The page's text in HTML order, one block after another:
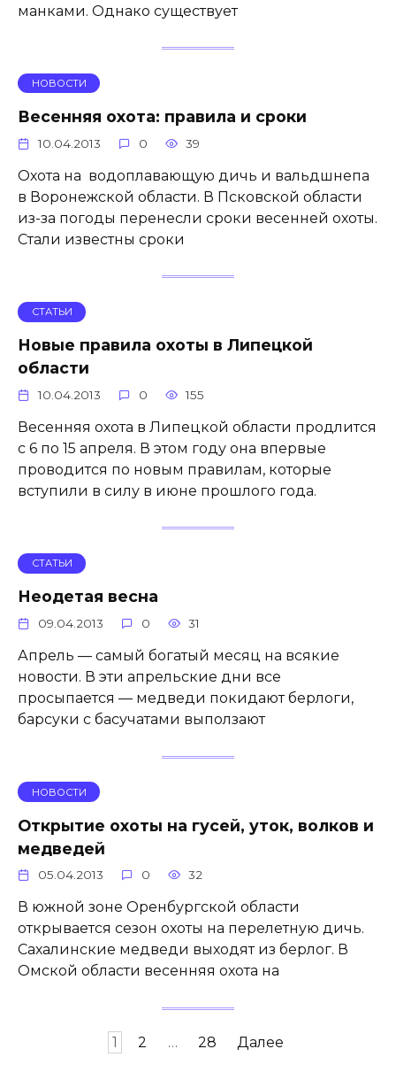
манками. Однако существует
НОВОСТИ
Весенняя охота: правила и сроки
10.04.2013 0 39
Охота на водоплавающую дичь и вальдшнепа
в Воронежской области. В Псковской области
из-за погоды перенесли сроки весенней охоты.
Стали известны сроки
СТАТЬИ
Новые правила охоты в Липецкой
области
10.04.2013 0 155
Весенняя охота в Липецкой области продлится
с 6 по 15 апреля. В этом году она впервые
проводится по новым правилам, которые
вступили в силу в июне прошлого года.
СТАТЬИ
Неодетая весна
09.04.2013 0 31
Апрель — самый богатый месяц на всякие
новости. В эти апрельские дни все
просыпается — медведи покидают берлоги,
барсуки с басучатами выползают
НОВОСТИ
Открытие охоты на гусей, уток, волков и
медведей
05.04.2013 0 32
В южной зоне Оренбургской области
открывается сезон охоты на перелетную дичь.
Сахалинские медведи выходят из берлог. В
Омской области весенняя охота на
1 2 … 28 Далее